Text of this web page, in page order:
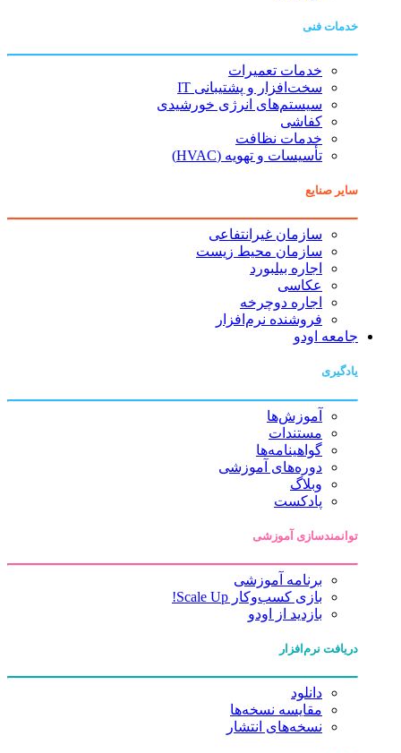
خدمات فنی
خدمات تعمیرات
سخت‌افزار و پشتیبانی IT
سیستم‌های انرژی خورشیدی
کفاشی
خدمات نظافت
تأسیسات و تهویه (HVAC)
سایر صنایع
سازمان غیرانتفاعی
سازمان محیط زیست
اجاره بیلبورد
عکاسی
اجاره دوچرخه
فروشنده نرم‌افزار
جامعه اودو
یادگیری
آموزش‌ها
مستندات
گواهینامه‌ها
دوره‌های آموزشی
وبلاگ
پادکست
توانمندسازی آموزشی
برنامه آموزشی
بازی کسب‌وکار Scale Up!
بازدید از اودو
دریافت نرم‌افزار
دانلود
مقایسه نسخه‌ها
نسخه‌های انتشار